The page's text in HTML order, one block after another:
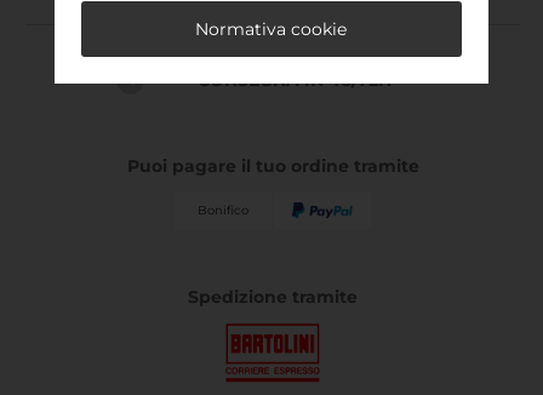
Normativa cookie
CONSEGNA IN 48/72H
Puoi pagare il tuo ordine tramite
Spedizione tramite